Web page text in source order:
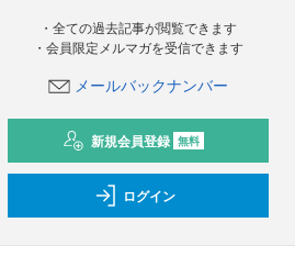
・全ての過去記事が閲覧できます
・会員限定メルマガを受信できます
メールバックナンバー
新規会員登録 無料
ログイン